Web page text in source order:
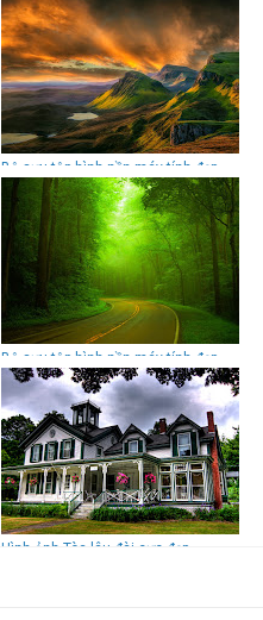
Bộ sưu tập hình nền máy tính đẹp -
p1 - wallpaper backgrounds
Bộ sưu tập hình nền máy tính đẹp -
p2 - wallpaper backgrounds
Hình ảnh Tòa lâu đài cực đẹp